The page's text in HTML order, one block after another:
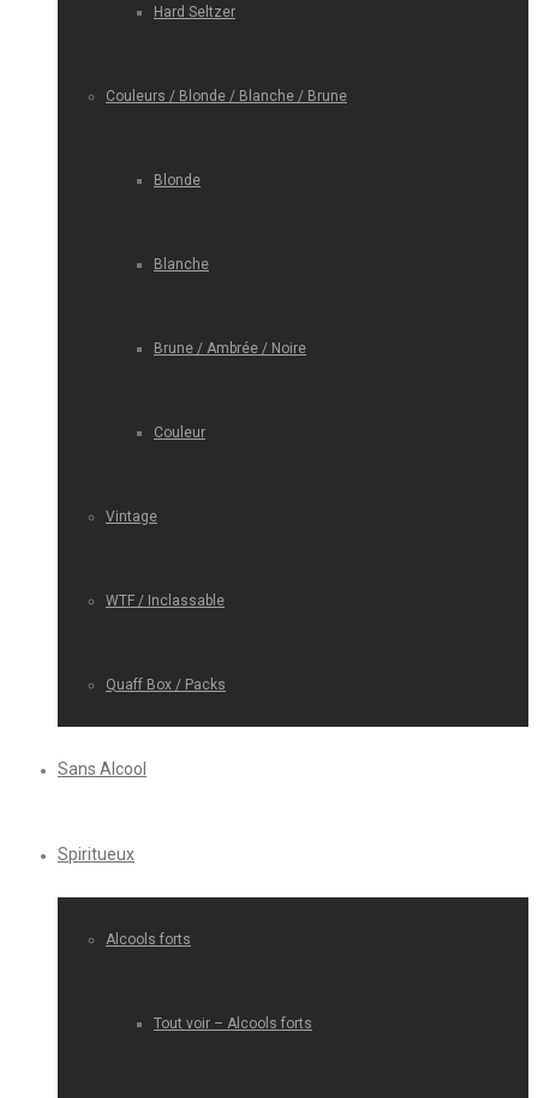
Hard Seltzer
Couleurs / Blonde / Blanche / Brune
Blonde
Blanche
Brune / Ambrée / Noire
Couleur
Vintage
WTF / Inclassable
Quaff Box / Packs
Sans Alcool
Spiritueux
Alcools forts
Tout voir – Alcools forts